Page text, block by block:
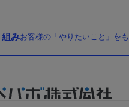
みお客様の「やりたいこと」を